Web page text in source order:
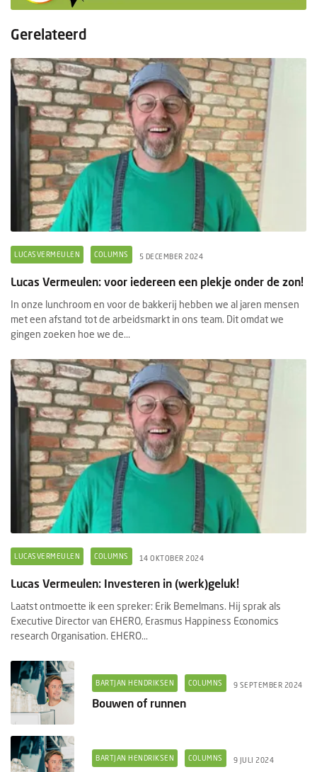
Gerelateerd
LUCASVERMEULEN COLUMNS 5 DECEMBER 2024
Lucas Vermeulen: voor iedereen een plekje onder de zon!
In onze lunchroom en voor de bakkerij hebben we al jaren mensen
met een afstand tot de arbeidsmarkt in ons team. Dit omdat we
gingen zoeken hoe we de...
LUCASVERMEULEN COLUMNS 14 OKTOBER 2024
Lucas Vermeulen: Investeren in (werk)geluk!
Laatst ontmoette ik een spreker: Erik Bemelmans. Hij sprak als
Executive Director van EHERO, Erasmus Happiness Economics
research Organisation. EHERO...
BARTJAN HENDRIKSEN COLUMNS 9 SEPTEMBER 2024
Bouwen of runnen
BARTJAN HENDRIKSEN COLUMNS 9 JULI 2024